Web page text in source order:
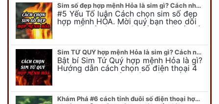
Sim số đẹp hợp mệnh Hỏa là sim gì? Cách nhận biết sim đẹp hợp mệnh Hỏa
#5 Yếu Tố luận Cách chọn sim số đẹp
hợp mệnh HỎA. Mời quý bạn theo dõi
bài viết để có cái nhìn tổng quát về số
Sim TỨ QUÝ hợp mệnh Hỏa là sim gì? Cách nhận biết sim tứ quý hợp mệnh Hỏa
Bật bí Sim Tứ Quý hợp mệnh Hỏa là gì?
Hướng dẫn cách chọn số điện thoại 4
quý hợp mệnh Hỏa chính xác nhất.
Khám Phá #6 cách tính đuôi số điện thoại hợp mệnh Mộc